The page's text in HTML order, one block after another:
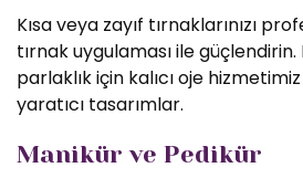
Kısa veya zayıf tırnaklarınızı
tırnak uygulaması ile
parlaklık için kalıcı oje
yaratıcı tasarımlar.
Manikür ve Pedikür